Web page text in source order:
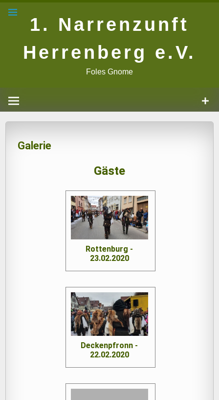
Zum
Inhalt
1. Narrenzunft
Herrenberg e.V.
Foles Gnome
Galerie
Gäste
Rottenburg -
23.02.2020
Deckenpfronn -
22.02.2020